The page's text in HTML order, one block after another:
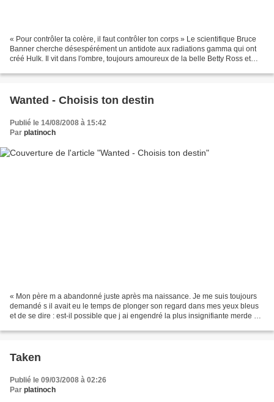
« Pour contrôler ta colère, il faut contrôler ton corps » Le scientifique Bruce
Banner cherche désespérément un antidote aux radiations gamma qui ont
créé Hulk. Il vit dans l'ombre, toujours amoureux de la belle Betty Ross et
Wanted - Choisis ton destin
Publié le 14/08/2008 à 15:42
Par platinoch
« Mon père m a abandonné juste après ma naissance. Je me suis toujours
demandé s il avait eu le temps de plonger son regard dans mes yeux bleus
et de se dire : est-il possible que j ai engendré la plus insignifiante merde de
Taken
Publié le 09/03/2008 à 02:26
Par platinoch